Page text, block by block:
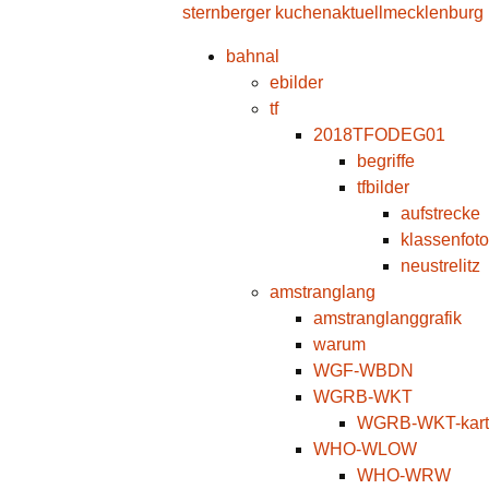
sternberger kuchenaktuell mecklenburg
bahnal
ebilder
tf
2018TFODEG01
begriffe
tfbilder
aufstrecke
klassenfoto
neustrelitz
amstranglang
amstranglanggrafik
warum
WGF-WBDN
WGRB-WKT
WGRB-WKT-
WHO-WLOW
WHO-WRW